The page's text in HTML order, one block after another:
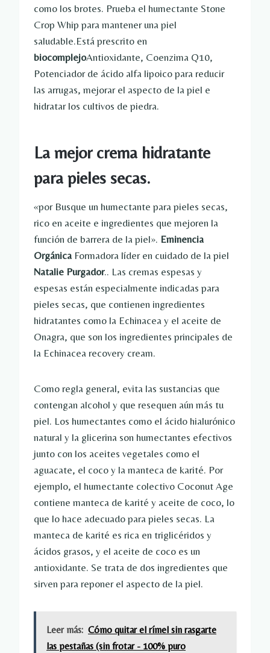
como los brotes. Prueba el humectante Stone
Crop Whip para mantener una piel
saludable.Está prescrito en
biocomplejoAntioxidante, Coenzima Q10,
Potenciador de ácido alfa lipoico para reducir
las arrugas, mejorar el aspecto de la piel e
hidratar los cultivos de piedra.
La mejor crema hidratante
para pieles secas.
«por Busque un humectante para pieles secas,
rico en aceite e ingredientes que mejoren la
función de barrera de la piel». Eminencia
Orgánica Formadora líder en cuidado de la piel
Natalie Purgador.. Las cremas espesas y
espesas están especialmente indicadas para
pieles secas, que contienen ingredientes
hidratantes como la Echinacea y el aceite de
Onagra, que son los ingredientes principales de
la Echinacea recovery cream.
Como regla general, evita las sustancias que
contengan alcohol y que resequen aún más tu
piel. Los humectantes como el ácido hialurónico
natural y la glicerina son humectantes efectivos
junto con los aceites vegetales como el
aguacate, el coco y la manteca de karité. Por
ejemplo, el humectante colectivo Coconut Age
contiene manteca de karité y aceite de coco, lo
que lo hace adecuado para pieles secas. La
manteca de karité es rica en triglicéridos y
ácidos grasos, y el aceite de coco es un
antioxidante. Se trata de dos ingredientes que
sirven para reponer el aspecto de la piel.
Leer más: Cómo quitar el rímel sin rasgarte
las pestañas (sin frotar - 100% puro